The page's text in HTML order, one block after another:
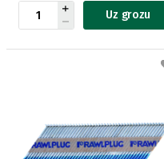
Uz grozu